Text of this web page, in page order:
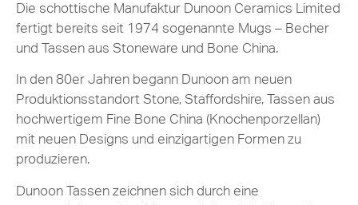
Die schottische Manufaktur Dunoon Ceramics Limited
fertigt bereits seit 1974 sogenannte Mugs – Becher
und Tassen aus Stoneware und Bone China.
In den 80er Jahren begann Dunoon am neuen
Produktionsstandort Stone, Staffordshire, Tassen aus
hochwertigem Fine Bone China (Knochenporzellan)
mit neuen Designs und einzigartigen Formen zu
produzieren.
Dunoon Tassen zeichnen sich durch eine